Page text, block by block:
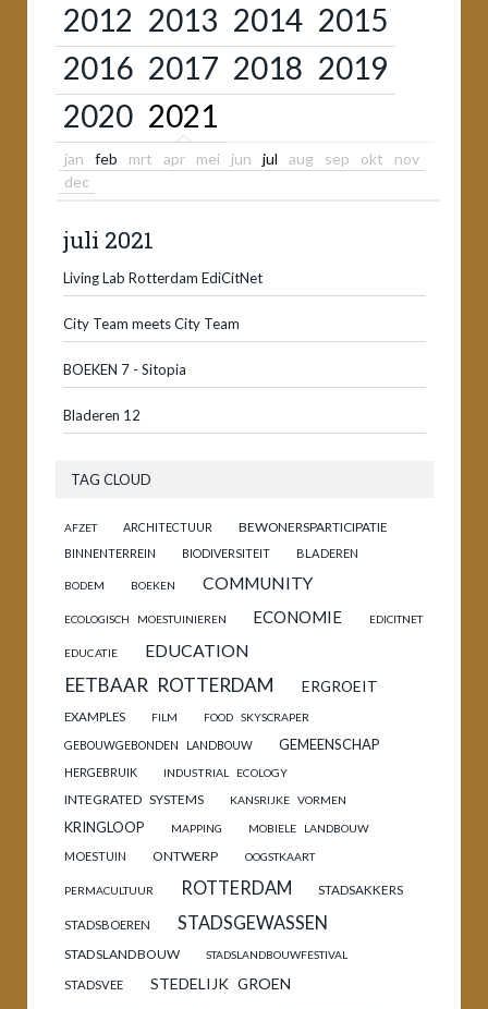
2012 2013 2014 2015
2016 2017 2018 2019
2020 2021
jan feb mrt apr mei jun jul aug sep okt
nov
dec
juli 2021
Living Lab Rotterdam EdiCitNet
City Team meets City Team
BOEKEN 7 - Sitopia
Bladeren 12
TAG CLOUD
AFZET ARCHITECTUUR BEWONERSPARTICIPATIE
BINNENTERREIN BIODIVERSITEIT BLADEREN
BODEM BOEKEN COMMUNITY
ECOLOGISCH MOESTUINIEREN ECONOMIE EDICITNET
EDUCATIE EDUCATION
EETBAAR ROTTERDAM ERGROEIT
EXAMPLES FILM FOOD SKYSCRAPER
GEBOUWGEBONDEN LANDBOUW GEMEENSCHAP
HERGEBRUIK INDUSTRIAL ECOLOGY
INTEGRATED SYSTEMS KANSRIJKE VORMEN
KRINGLOOP MAPPING MOBIELE LANDBOUW
MOESTUIN ONTWERP OOGSTKAART
PERMACULTUUR ROTTERDAM STADSAKKERS
STADSBOEREN STADSGEWASSEN
STADSLANDBOUW STADSLANDBOUWFESTIVAL
STADSVEE STEDELIJK GROEN